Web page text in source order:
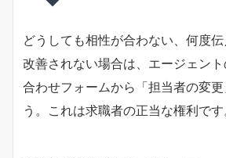
どうしても相性が合わない、何度
改善されない場合は、エージェン
合わせフォームから「担当者の変更
う。これは求職者の正当な権利です